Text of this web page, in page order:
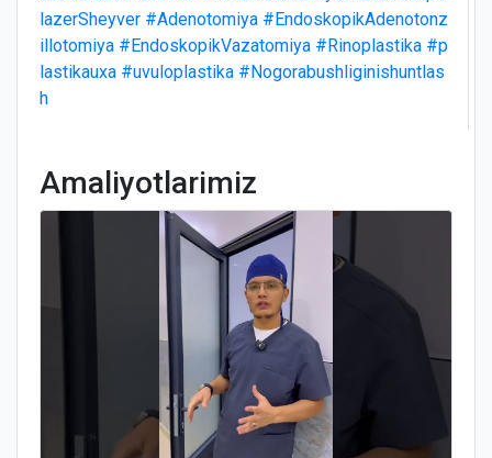
lazerSheyver #Adenotomiya #EndoskopikAdenotonz
illotomiya #EndoskopikVazatomiya #Rinoplastika #p
lastikauxa #uvuloplastika #Nogorabushliginishuntlas
h
Amaliyotlarimiz